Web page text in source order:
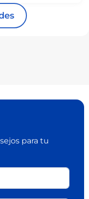
para tu